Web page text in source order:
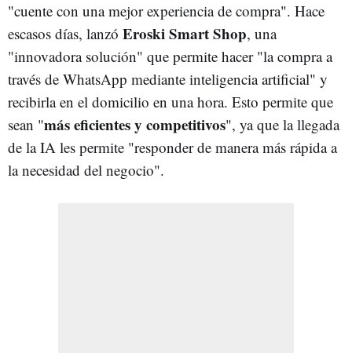
"cuente con una mejor experiencia de compra". Hace
escasos días, lanzó Eroski Smart Shop, una
"innovadora solución" que permite hacer "la compra a
través de WhatsApp mediante inteligencia artificial" y
recibirla en el domicilio en una hora. Esto permite que
sean "más eficientes y competitivos", ya que la llegada
de la IA les permite "responder de manera más rápida a
la necesidad del negocio".